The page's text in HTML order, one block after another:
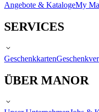
Angebote & KatalogeMy
SERVICES
Geschenkkarten
ÜBER MANOR